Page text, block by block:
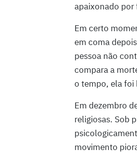
apaixonado por
Em certo
em coma
pessoa não
compara a
o tempo, ela foi
Em dezembro
religiosas. Sob
movimento